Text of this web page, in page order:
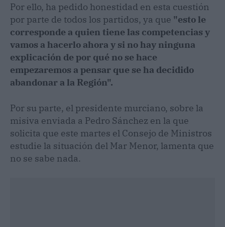
Por ello, ha pedido honestidad en esta cuestión
por parte de todos los partidos, ya que "esto le
corresponde a quien tiene las competencias y
vamos a hacerlo ahora y si no hay ninguna
explicación de por qué no se hace
empezaremos a pensar que se ha decidido
abandonar a la Región".
Por su parte, el presidente murciano, sobre la
misiva enviada a Pedro Sánchez en la que
solicita que este martes el Consejo de Ministros
estudie la situación del Mar Menor, lamenta que
no se sabe nada.